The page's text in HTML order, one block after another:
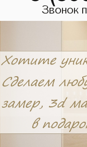
Звонок